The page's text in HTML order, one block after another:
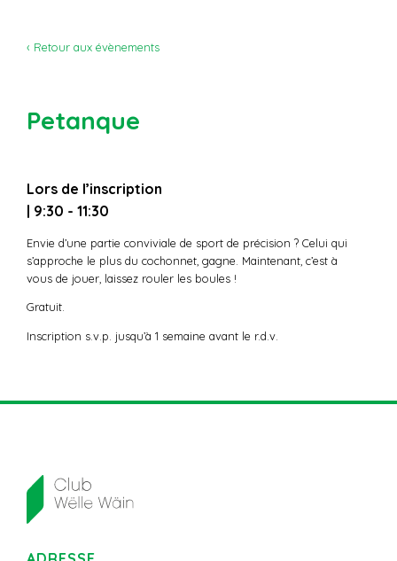
‹ Retour aux évènements
Petanque
Lors de l’inscription
| 9:30 - 11:30
Envie d’une partie conviviale de sport de précision ? Celui qui
s’approche le plus du cochonnet, gagne. Maintenant, c’est à
vous de jouer, laissez rouler les boules !
Gratuit.
Inscription s.v.p. jusqu’à 1 semaine avant le r.d.v.